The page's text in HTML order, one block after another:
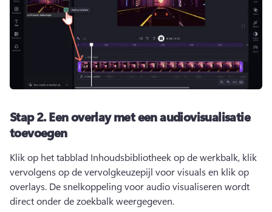
Stap 2.Een overlay met een audiovisualisatie
toevoegen
Klik op het tabblad Inhoudsbibliotheek op de werkbalk, klik
vervolgens op de vervolgkeuzepijl voor visuals en klik op
overlays. De snelkoppeling voor audio visualiseren wordt
direct onder de zoekbalk weergegeven.